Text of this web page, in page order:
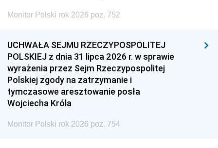
Monitor Polski rok 2026 poz. 752
UCHWAŁA SEJMU RZECZYPOSPOLITEJ
POLSKIEJ z dnia 31 lipca 2026 r. w sprawie
wyrażenia przez Sejm Rzeczypospolitej
Polskiej zgody na zatrzymanie i
tymczasowe aresztowanie posła
Wojciecha Króla
Monitor Polski rok 2026 poz. 754